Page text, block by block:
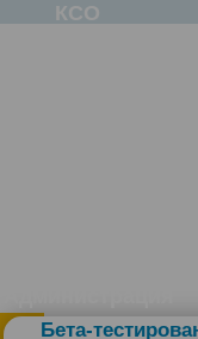
КСО
Бета-